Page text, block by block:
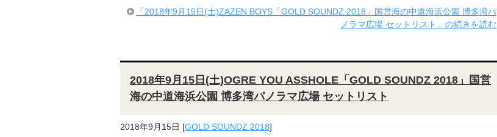
「2018年9月15日(土)ZAZEN BOYS「GOLD SOUNDZ 2018」国営海の中道海浜公園 博多湾パ
ノラマ広場 セットリスト」の続きを読む
2018年9月15日(土)OGRE YOU ASSHOLE「GOLD SOUNDZ 2018」国営
海の中道海浜公園 博多湾パノラマ広場 セットリスト
2018年9月15日 [GOLD SOUNDZ 2018]